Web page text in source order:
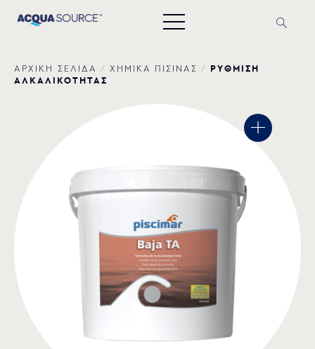
ΑΡΧΙΚΗ ΣΕΛΙΔΑ / ΧΗΜΙΚΑ ΠΙΣΙΝΑΣ / ΡΥΘΜΙΣΗ
ΑΛΚΑΛΙΚΟΤΗΤΑΣ